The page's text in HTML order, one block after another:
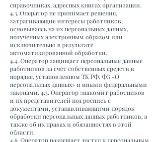
справочниках, адресных книгах организации.
4.3. Оператор не принимает решения,
затрагивающие интересы работников,
основываясь на их персональных данных,
полученных электронным образом или
исключительно в результате
автоматизированной обработки.
4.4. Оператор защищает персональные данные
работников за счет собственных средств в
порядке, установленном ТК РФ, ФЗ «О
персональных данных» и иными федеральными
законами. 4.5. Оператор знакомит работников
и их представителей под роспись с
документами, устанавливающими порядок
обработки персональных данных работников, а
также об их правах и обязанностях в этой
области.
4.6. Оператор разрешает доступ к персональным